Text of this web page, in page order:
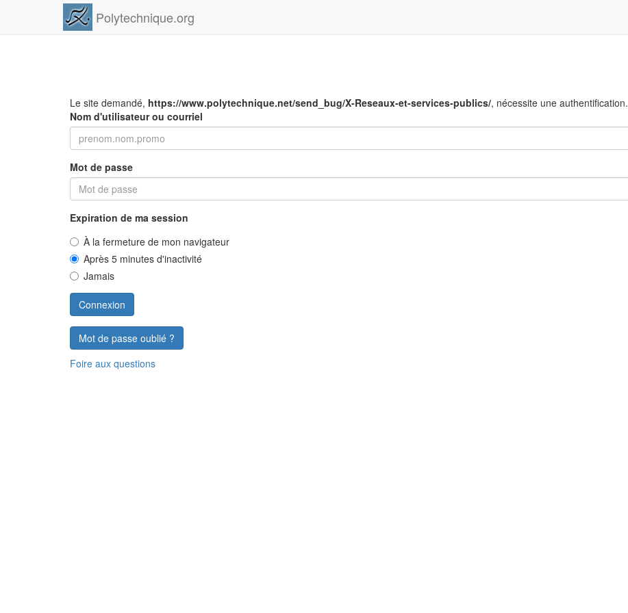
Polytechnique.org
Le site demandé, https://www.polytechnique.net/send_bug/X-Reseaux-et-services-publics/, nécessite une authentification.
Nom d'utilisateur ou courriel
Mot de passe
Expiration de ma session
À la fermeture de mon navigateur
Après 5 minutes d'inactivité
Jamais
Mot de passe oublié ?
Foire aux questions